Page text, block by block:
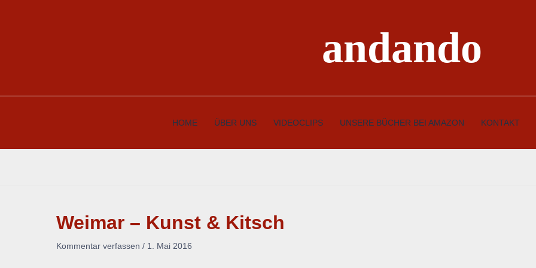
andando
HOME ÜBER UNS VIDEOCLIPS UNSERE BÜCHER BEI AMAZON KONTAKT
Weimar – Kunst & Kitsch
Kommentar verfassen / 1. Mai 2016